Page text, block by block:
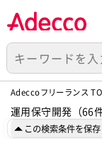
Adeccoフリーランス
運用保守開発（66件
この検索条件を保存